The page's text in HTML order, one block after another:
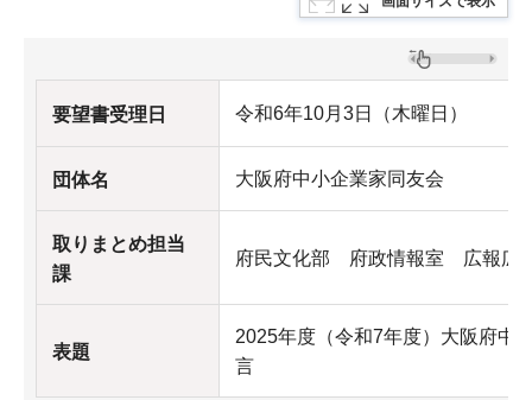
要望書受理日 令和6年10月3日（木曜日）
団体名 大阪府中小企業家同友会
取りまとめ担当
課
府民文化部 府政情報室 広報広
表題
2025年度（令和7年度）大阪府中
言